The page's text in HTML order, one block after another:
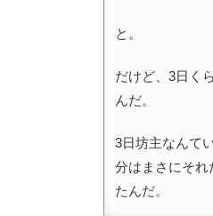
と。
だけど、3日く
んだ。
3日坊主なんて
分はまさにそれ
たんだ。